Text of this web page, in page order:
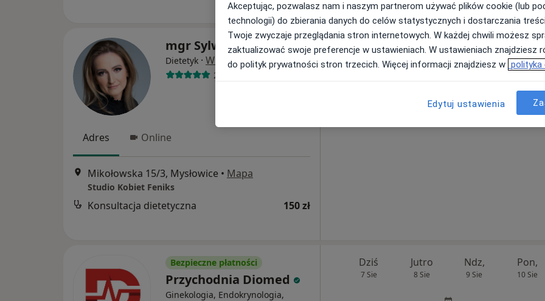
mgr Sylwia Wolny
Dietetyk · Więcej
218 opinii
Adres Online
Mikołowska 15/3, Mysłowice • Mapa
Studio Kobiet Feniks
Konsultacja dietetyczna 150 zł
Dziś Jutro Ndz, Pon,
10 Sie
Umawianie online nie jest dostępne
Bezpieczne płatności
Przychodnia Diomed
Ginekologia, Endokrynologia,
Dziś
7 Sie
Jutro
8 Sie
Ndz,
9 Sie
Pon,
10 Sie
Akceptując, pozwalasz nam i naszym partnerom używać plików cookie (lub
technologii) do zbierania danych do celów statystycznych i dostarczania
Twoje zwyczaje przeglądania stron internetowych. W każdej chwili możesz
zaktualizować swoje preferencje w ustawieniach. W ustawieniach znajdziesz
do polityk prywatności stron trzecich. Więcej informacji znajdziesz w polityka
Edytuj ustawienia